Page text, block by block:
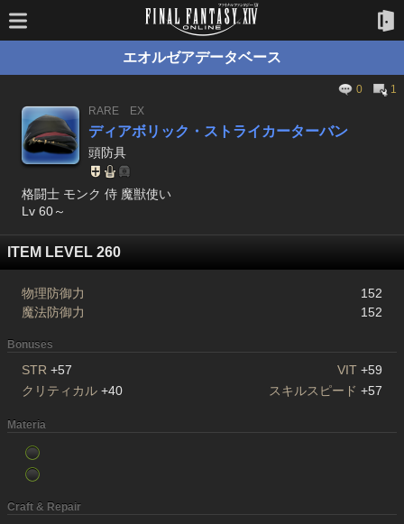
エオルゼアデータベース
0
1
RARE
EX
ディアボリック・ストライカーターバン
頭防具
格闘士 モンク 侍 魔獣使い
Lv 60～
ITEM LEVEL 260
物理防御力
152
魔法防御力
152
Bonuses
STR +57 VIT +59
クリティカル +40 スキルスピード +57
Materia
Craft & Repair